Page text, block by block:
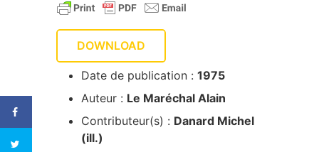
DOWNLOAD
Date de publication : 1975
Auteur : Le Maréchal Alain
Contributeur(s) : Danard Michel
(ill.)